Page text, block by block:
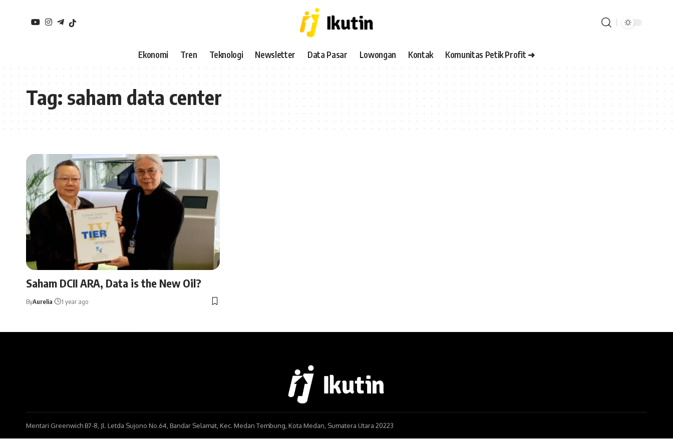
Ekonomi Tren Teknologi Newsletter Data Pasar Lowongan Kontak Komunitas Petik Profit ➜
Tag:saham data center
Saham DCII ARA, Data is the New Oil?
ByAurelia 1 year ago
Mentari Greenwich B7-8, Jl. Letda Sujono No.64, Bandar Selamat, Kec. Medan Tembung, Kota Medan, Sumatera Utara 20223